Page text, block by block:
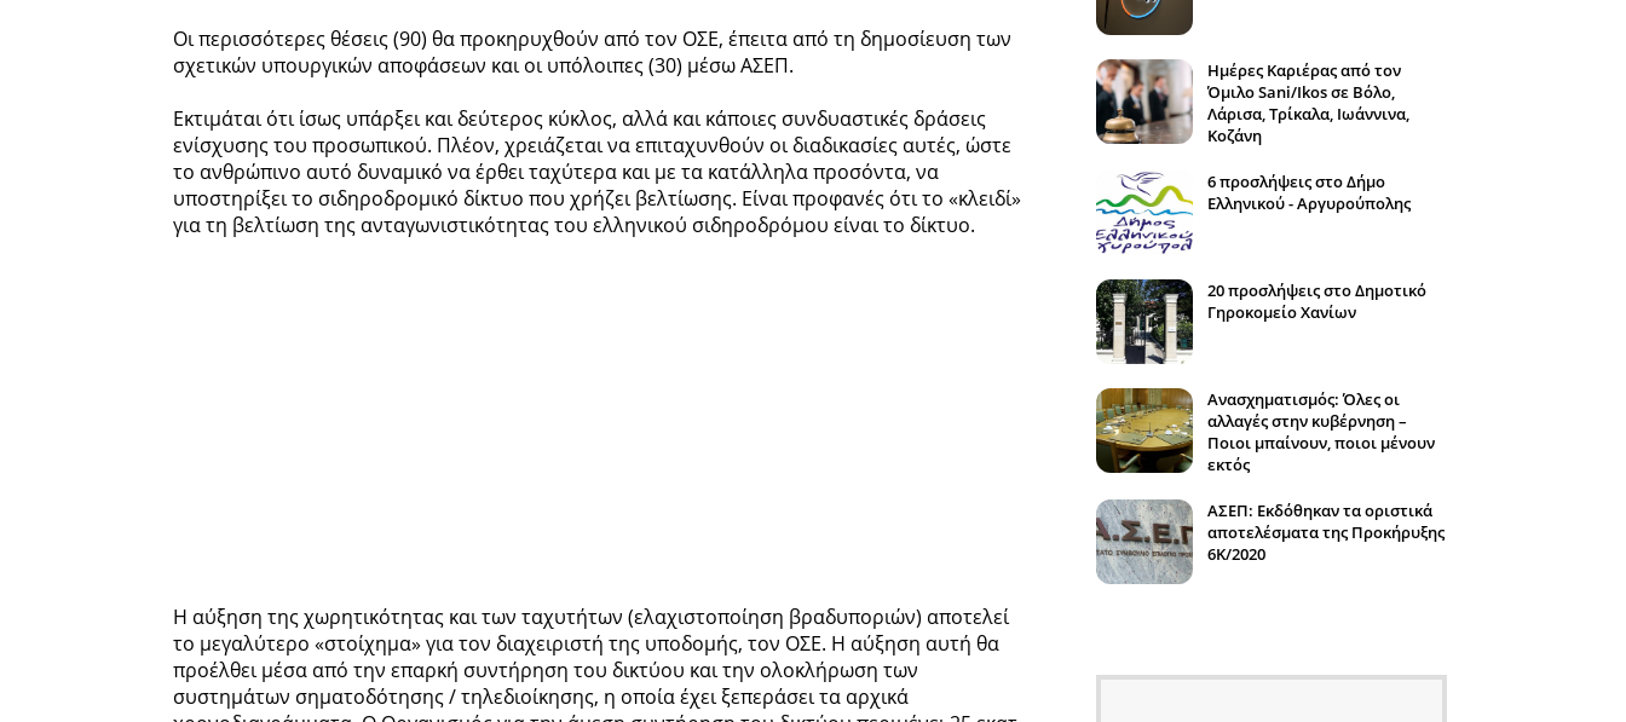
Οι περισσότερες θέσεις (90) θα προκηρυχθούν από τον ΟΣΕ, έπειτα από τη δημοσίευση των
σχετικών υπουργικών αποφάσεων και οι υπόλοιπες (30) μέσω ΑΣΕΠ.
Εκτιμάται ότι ίσως υπάρξει και δεύτερος κύκλος, αλλά και κάποιες συνδυαστικές δράσεις
ενίσχυσης του προσωπικού. Πλέον, χρειάζεται να επιταχυνθούν οι διαδικασίες αυτές, ώστε
το ανθρώπινο αυτό δυναμικό να έρθει ταχύτερα και με τα κατάλληλα προσόντα, να
υποστηρίξει το σιδηροδρομικό δίκτυο που χρήζει βελτίωσης. Είναι προφανές ότι το «κλειδί»
για τη βελτίωση της ανταγωνιστικότητας του ελληνικού σιδηροδρόμου είναι το δίκτυο.
Η αύξηση της χωρητικότητας και των ταχυτήτων (ελαχιστοποίηση βραδυποριών) αποτελεί
το μεγαλύτερο «στοίχημα» για τον διαχειριστή της υποδομής, τον ΟΣΕ. Η αύξηση αυτή θα
προέλθει μέσα από την επαρκή συντήρηση του δικτύου και την ολοκλήρωση των
συστημάτων σηματοδότησης / τηλεδιοίκησης, η οποία έχει ξεπεράσει τα αρχικά
Ημέρες Καριέρας από τον
Όμιλο Sani/Ikos σε Βόλο,
Λάρισα, Τρίκαλα, Ιωάννινα,
Κοζάνη
6 προσλήψεις στο Δήμο
Ελληνικού - Αργυρούπολης
20 προσλήψεις στο Δημοτικό
Γηροκομείο Χανίων
Ανασχηματισμός: Όλες οι
αλλαγές στην κυβέρνηση –
Ποιοι μπαίνουν, ποιοι μένουν
εκτός
ΑΣΕΠ: Εκδόθηκαν τα οριστικά
αποτελέσματα της Προκήρυξης
6Κ/2020